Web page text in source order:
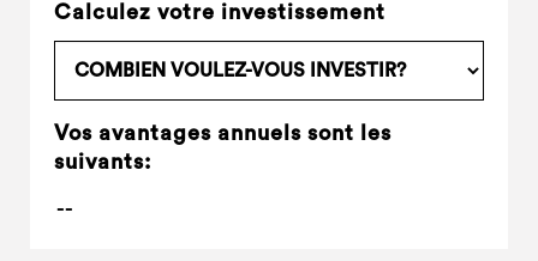
Calculez votre investissement
Vos avantages annuels sont les
suivants: